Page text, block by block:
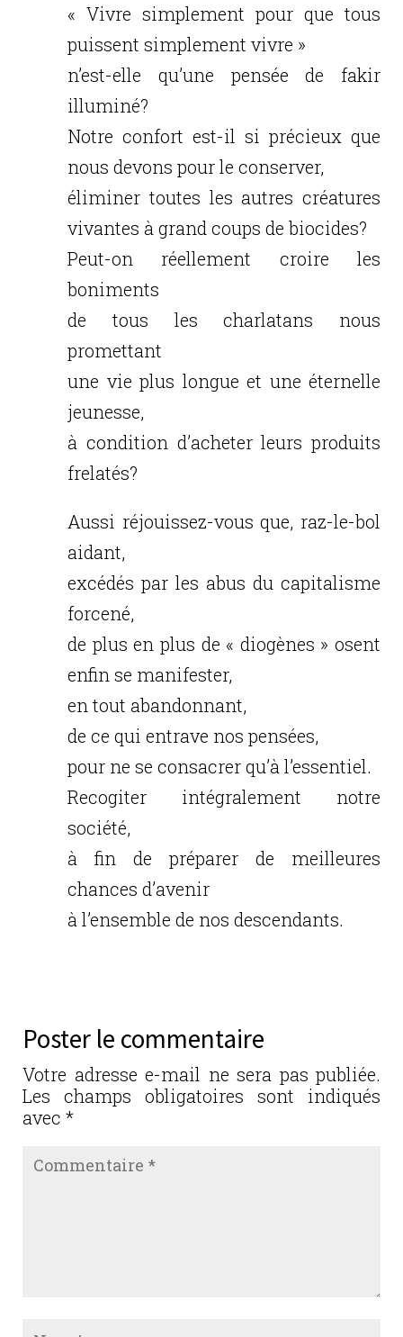
« Vivre simplement pour que tous
puissent simplement vivre »
n’est-elle qu’une pensée de fakir
illuminé?
Notre confort est-il si précieux que
nous devons pour le conserver,
éliminer toutes les autres créatures
vivantes à grand coups de biocides?
Peut-on réellement croire les
boniments
de tous les charlatans nous
promettant
une vie plus longue et une éternelle
jeunesse,
à condition d’acheter leurs produits
frelatés?
Aussi réjouissez-vous que, raz-le-bol
aidant,
excédés par les abus du capitalisme
forcené,
de plus en plus de « diogènes » osent
enfin se manifester,
en tout abandonnant,
de ce qui entrave nos pensées,
pour ne se consacrer qu’à l’essentiel.
Recogiter intégralement notre
société,
à fin de préparer de meilleures
chances d’avenir
à l’ensemble de nos descendants.
Poster le commentaire
Votre adresse e-mail ne sera pas publiée.
Les champs obligatoires sont indiqués
avec *